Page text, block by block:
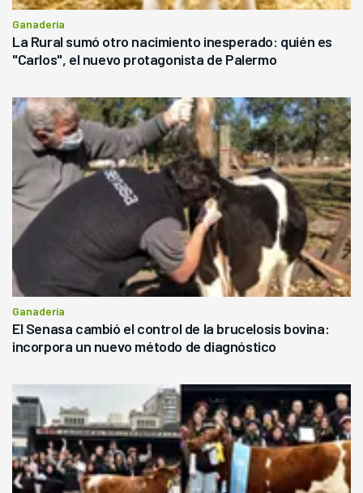
Ganadería
La Rural sumó otro nacimiento inesperado: quién es
"Carlos", el nuevo protagonista de Palermo
Ganadería
El Senasa cambió el control de la brucelosis bovina:
incorpora un nuevo método de diagnóstico